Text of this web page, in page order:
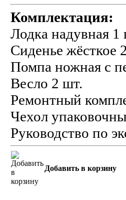
Комплектация:
Лодка надувная 1
Сиденье жёсткое
Помпа ножная с
Весло 2 шт.
Ремонтный
Чехол
Руководство по
Добавить в корзину